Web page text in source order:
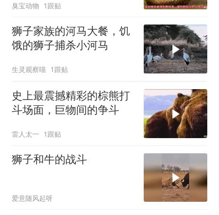
臭宝动物 1跟贴
狮子家族的河马大餐，饥
饿的狮子捕杀小河马
生灵观察喵 1跟贴
史上最震撼精彩的棕熊打
斗场面，巨物间的争斗
雷人太一 1跟贴
狮子和牛的战斗
爱意随风起呀